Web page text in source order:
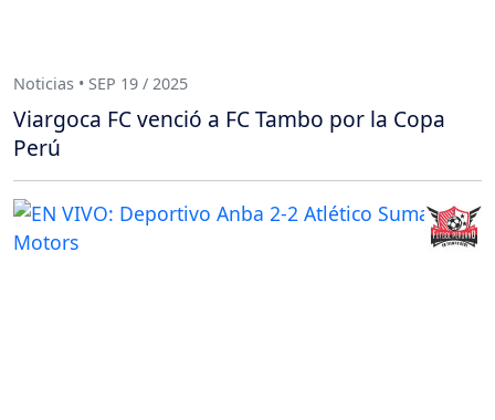
Noticias • SEP 19 / 2025
Viargoca FC venció a FC Tambo por la Copa
Perú